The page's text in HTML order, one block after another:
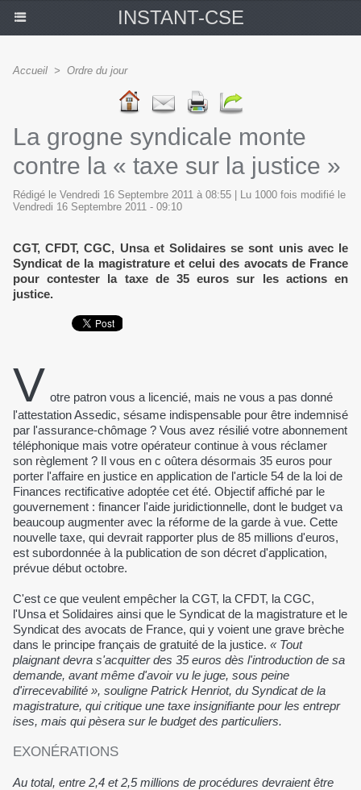
INSTANT-CSE
Accueil > Ordre du jour
La grogne syndicale monte
contre la « taxe sur la justice »
Rédigé le Vendredi 16 Septembre 2011 à 08:55 | Lu 1000 fois modifié le
Vendredi 16 Septembre 2011 - 09:10
CGT, CFDT, CGC, Unsa et Solidaires se sont unis avec le
Syndicat de la magistrature et celui des avocats de France
pour contester la taxe de 35 euros sur les actions en
justice.
V otre patron vous a licencié, mais ne vous a pas donné
l'attestation Assedic, sésame indispensable pour être indemnisé
par l'assurance-chômage ? Vous avez résilié votre abonnement
téléphonique mais votre opérateur continue à vous réclamer
son règlement ? Il vous en c oûtera désormais 35 euros pour
porter l'affaire en justice en application de l'article 54 de la loi de
Finances rectificative adoptée cet été. Objectif affiché par le
gouvernement : financer l'aide juridictionnelle, dont le budget va
beaucoup augmenter avec la réforme de la garde à vue. Cette
nouvelle taxe, qui devrait rapporter plus de 85 millions d'euros,
est subordonnée à la publication de son décret d'application,
prévue début octobre.
C'est ce que veulent empêcher la CGT, la CFDT, la CGC,
l'Unsa et Solidaires ainsi que le Syndicat de la magistrature et le
Syndicat des avocats de France, qui y voient une grave brèche
dans le principe français de gratuité de la justice. « Tout
plaignant devra s'acquitter des 35 euros dès l'introduction de sa
demande, avant même d'avoir vu le juge, sous peine
d'irrecevabilité », souligne Patrick Henriot, du Syndicat de la
magistrature, qui critique une taxe insignifiante pour les entrepr
ises, mais qui pèsera sur le budget des particuliers.
EXONÉRATIONS
Au total, entre 2,4 et 2,5 millions de procédures devraient être